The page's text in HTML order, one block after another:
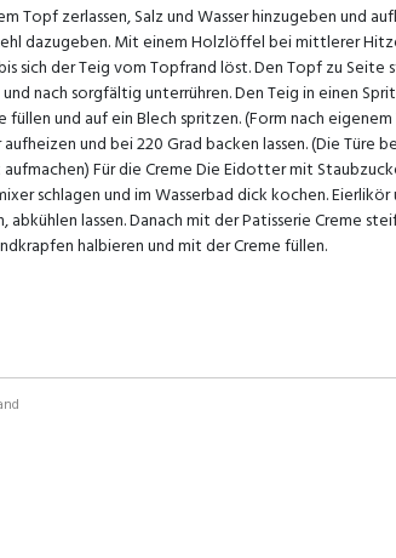
Topf zerlassen, Salz und Wasser hinzugeben und
dazugeben. Mit einem Holzlöffel bei mittlerer
sich der Teig vom Topfrand löst. Den Topf zu Seite
und nach sorgfältig unterrühren. Den Teig in einen
und auf ein Blech spritzen. (Form nach eigenem
aufheizen und bei 220 Grad backen lassen. (Die Türe
Für die Creme Die Eidotter mit
schlagen und im Wasserbad dick kochen. Eierlikör
abkühlen lassen. Danach mit der Patisserie Creme
halbieren und mit der Creme füllen.